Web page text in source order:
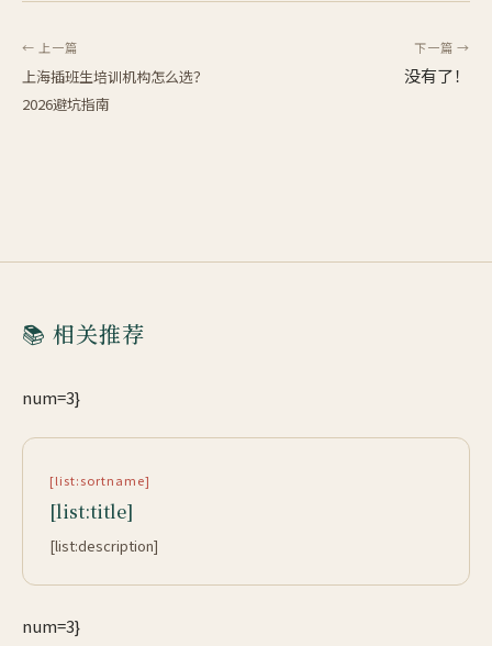
← 上一篇
上海插班生培训机构怎么选？
2026避坑指南
下一篇 →
没有了！
📚 相关推荐
num=3}
[list:sortname]
[list:title]
[list:description]
num=3}